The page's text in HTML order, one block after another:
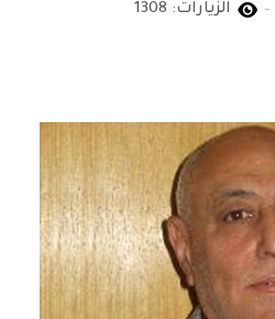
الزيارات: 1308